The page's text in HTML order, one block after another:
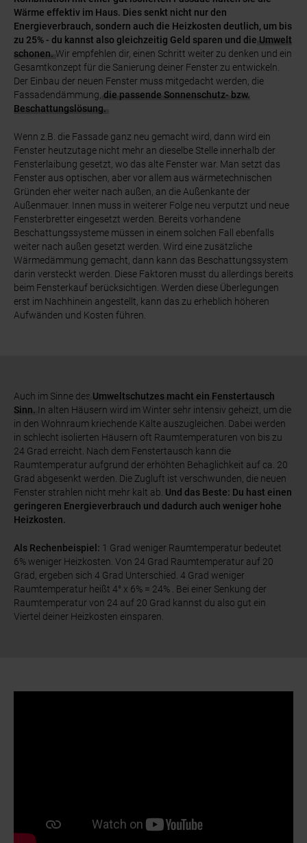
Wärme effektiv im Haus. Dies senkt nicht nur den
Energieverbrauch, sondern auch die Heizkosten deutlich, um bis
zu 25% - du kannst also gleichzeitig Geld sparen und die Umwelt
schonen. Wir empfehlen dir, einen Schritt weiter zu denken und ein
Gesamtkonzept für die Sanierung deiner Fenster zu entwickeln.
Der Einbau der neuen Fenster muss mitgedacht werden, die
Fassadendämmung, die passende Sonnenschutz- bzw.
Beschattungslösung.
Wenn z.B. die Fassade ganz neu gemacht wird, dann wird ein
Fenster heutzutage nicht mehr an dieselbe Stelle innerhalb der
Fensterlaibung gesetzt, wo das alte Fenster war. Man setzt das
Fenster aus optischen, aber vor allem aus wärmetechnischen
Gründen eher weiter nach außen, an die Außenkante der
Außenmauer. Innen muss in weiterer Folge neu verputzt und neue
Fensterbretter eingesetzt werden. Bereits vorhandene
Beschattungssysteme müssen in einem solchen Fall ebenfalls
weiter nach außen gesetzt werden. Wird eine zusätzliche
Wärmedämmung gemacht, dann kann das Beschattungssystem
darin versteckt werden. Diese Faktoren musst du allerdings bereits
beim Fensterkauf berücksichtigen. Werden diese Überlegungen
erst im Nachhinein angestellt, kann das zu erheblich höheren
Aufwänden und Kosten führen.
Auch im Sinne des Umweltschutzes macht ein Fenstertausch
Sinn. In alten Häusern wird im Winter sehr intensiv geheizt, um die
in den Wohnraum kriechende Kälte auszugleichen. Dabei werden
in schlecht isolierten Häusern oft Raumtemperaturen von bis zu
24 Grad erreicht. Nach dem Fenstertausch kann die
Raumtemperatur aufgrund der erhöhten Behaglichkeit auf ca. 20
Grad abgesenkt werden. Die Zugluft ist verschwunden, die neuen
Fenster strahlen nicht mehr kalt ab. Und das Beste: Du hast einen
geringeren Energieverbrauch und dadurch auch weniger hohe
Heizkosten.
Als Rechenbeispiel: 1 Grad weniger Raumtemperatur bedeutet
6% weniger Heizkosten. Von 24 Grad Raumtemperatur auf 20
Grad, ergeben sich 4 Grad Unterschied. 4 Grad weniger
Raumtemperatur heißt 4° x 6% = 24% . Bei einer Senkung der
Raumtemperatur von 24 auf 20 Grad kannst du also gut ein
Viertel deiner Heizkosten einsparen.